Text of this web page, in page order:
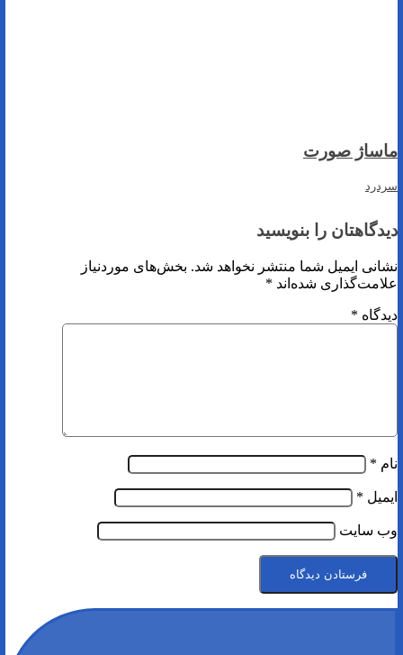
ماساژ صورت
سردرد
دیدگاهتان را بنویسید
نشانی ایمیل شما منتشر نخواهد شد. بخش‌های موردنیاز
علامت‌گذاری شده‌اند *
دیدگاه *
نام *
ایمیل *
وب‌ سایت